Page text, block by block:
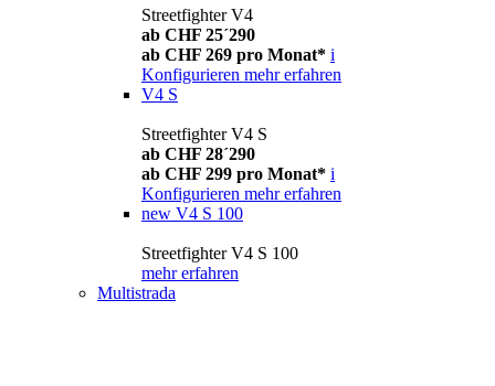
Streetfighter V4
ab CHF 25´290
ab CHF 269 pro Monat* i
Konfigurieren mehr erfahren
V4 S
Streetfighter V4 S
ab CHF 28´290
ab CHF 299 pro Monat* i
Konfigurieren mehr erfahren
new V4 S 100
Streetfighter V4 S 100
mehr erfahren
Multistrada